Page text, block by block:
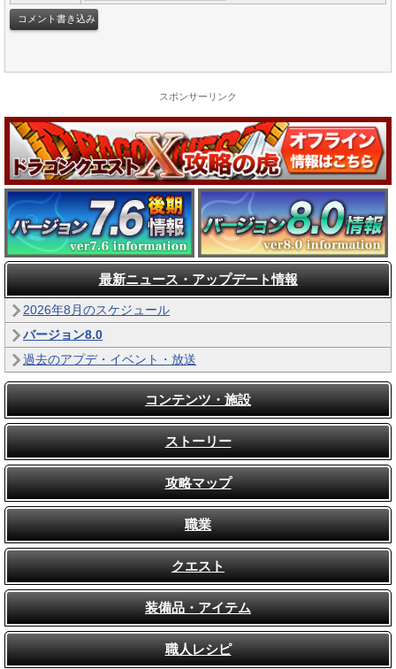
スポンサーリンク
最新ニュース・アップデート情報
2026年8月のスケジュール
バージョン8.0
過去のアプデ・イベント・放送
コンテンツ・施設
ストーリー
攻略マップ
職業
クエスト
装備品・アイテム
職人レシピ